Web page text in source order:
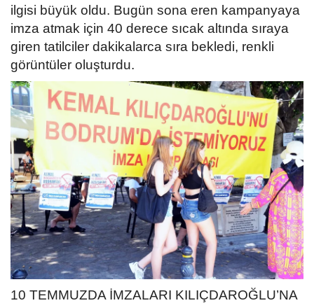
ilgisi büyük oldu. Bugün sona eren kampanyaya
imza atmak için 40 derece sıcak altında sıraya
giren tatilciler dakikalarca sıra bekledi, renkli
görüntüler oluşturdu.
10 TEMMUZDA İMZALARI KILIÇDAROĞLU’NA